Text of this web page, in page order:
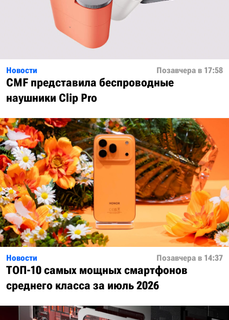
Новости Позавчера в 17:58
CMF представила беспроводные
наушники Clip Pro
Новости Позавчера в 14:37
ТОП-10 самых мощных смартфонов
среднего класса за июль 2026